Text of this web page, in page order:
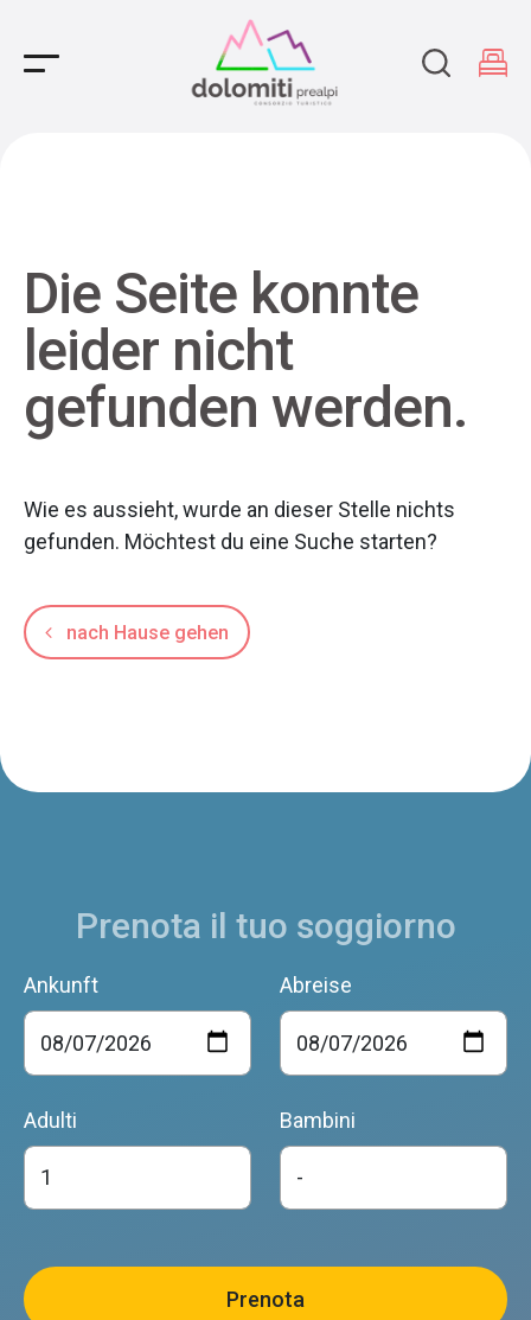
Main Navigation
Die Seite konnte
leider nicht
gefunden werden.
Wie es aussieht, wurde an dieser Stelle nichts
gefunden. Möchtest du eine Suche starten?
nach Hause gehen
Prenota il tuo soggiorno
Ankunft Abreise
Adulti Bambini